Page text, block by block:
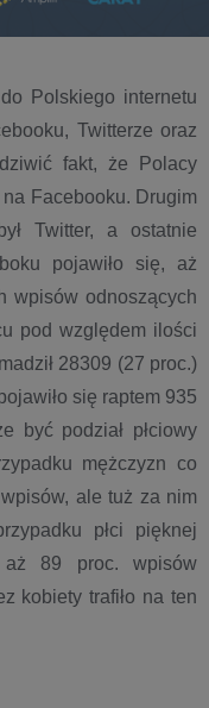
Polskiego internetu
Twitterze oraz
fakt, że Polacy
Facebooku. Drugim
Twitter, a ostatnie
pojawiło się, aż
wpisów odnoszących
pod względem ilości
28309 (27 proc.)
się raptem 935
być podział płciowy
mężczyzn co
ale tuż za nim
płci pięknej
aż 89 proc. wpisów
kobiety trafiło na ten